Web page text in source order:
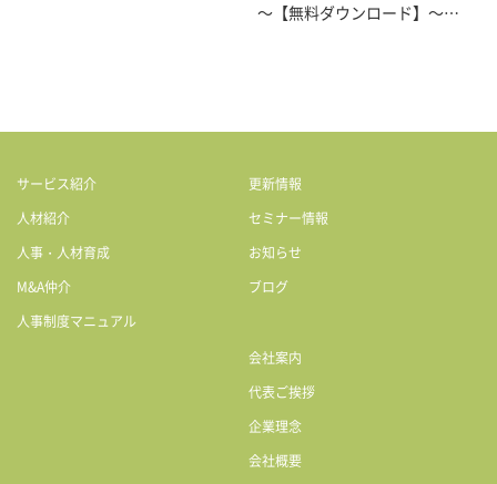
～【無料ダウンロード】～…
サービス紹介
人材紹介
人事・人材育成
M&A仲介
人事制度マニュアル
更新情報
セミナー情報
お知らせ
ブログ
会社案内
代表ご挨拶
企業理念
会社概要